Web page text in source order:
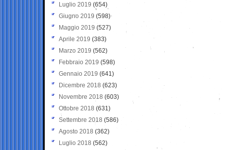
Luglio 2019 (654)
Giugno 2019 (598)
Maggio 2019 (527)
Aprile 2019 (383)
Marzo 2019 (562)
Febbraio 2019 (598)
Gennaio 2019 (641)
Dicembre 2018 (623)
Novembre 2018 (603)
Ottobre 2018 (631)
Settembre 2018 (586)
Agosto 2018 (362)
Luglio 2018 (562)